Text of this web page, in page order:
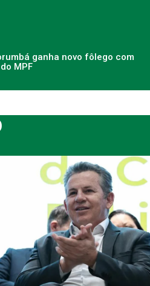
ganha novo fôlego com
MPF